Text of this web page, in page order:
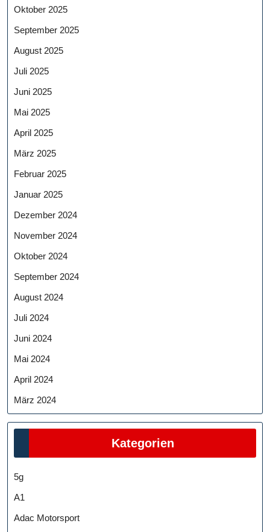
Oktober 2025
September 2025
August 2025
Juli 2025
Juni 2025
Mai 2025
April 2025
März 2025
Februar 2025
Januar 2025
Dezember 2024
November 2024
Oktober 2024
September 2024
August 2024
Juli 2024
Juni 2024
Mai 2024
April 2024
März 2024
Kategorien
5g
A1
Adac Motorsport